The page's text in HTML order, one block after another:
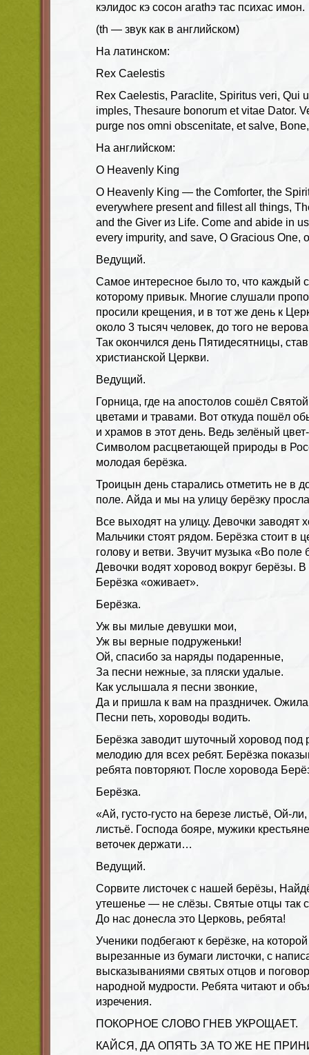
кэлидос кэ сосон агаthэ тас психас имон.
(th — звук как в английском)
На латинском:
Rex Caelestis
Rex Caelestis, Paraclite, Spiritus veri, Qui
imples, Thesaure bonorum et vitae Dator.
purge nos omni obscenitate, et salve,
На английском:
O Heavenly King
O Heavenly King — the Comforter, the
everywhere present and fillest all things,
and the Giver из Life. Come and abide in
every impurity, and save, O Gracious One,
Ведущий.
Самое интересное было то, что каждый
которому привык. Многие слушали
просили крещения, и в тот же день к
около 3 тысяч человек, до того не
Так окончился день Пятидесятницы,
христианской Церкви.
Ведущий.
Горница, где на апостолов сошёл
цветами и травами. Вот откуда пошёл
и храмов в этот день. Ведь зелёный
Символом расцветающей природы в
молодая берёзка.
Троицын день старались отметить не в
поле. Айда и мы на улицу берёзку
Все выходят на улицу. Девочки заводят
Мальчики стоят рядом. Берёзка стоит в
голову и ветви. Звучит музыка «Во поле
Девочки водят хоровод вокруг берёзы.
Берёзка «оживает».
Берёзка.
Уж вы милые девушки мои,
Уж вы верные подруженьки!
Ой, спасибо за наряды подаренные,
За песни нежные, за пляски удалые.
Как услышала я песни звонкие,
Да и пришла к вам на праздничек.
Песни петь, хороводы водить.
Берёзка заводит шуточный хоровод под
мелодию для всех ребят. Берёзка
ребята повторяют. После хоровода
Берёзка.
«Ай, густо-густо на березе листьё, Ой-
листьё. Господа бояре, мужики
веточек держати…
Ведущий.
Сорвите листочек с нашей берёзы,
утешенье — не слёзы. Святые отцы так
До нас донесла это Церковь, ребята!
Ученики подбегают к берёзке, на
вырезанные из бумаги листочки, с
высказываниями святых отцов и
народной мудрости. Ребята читают и
изречения.
ПОКОРНОЕ СЛОВО ГНЕВ УКРОЩАЕТ.
КАЙСЯ, ДА ОПЯТЬ ЗА ТО ЖЕ НЕ